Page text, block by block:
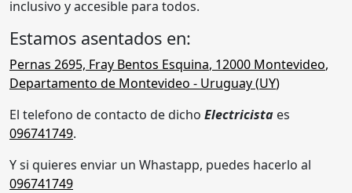
inclusivo y accesible para todos.
Estamos asentados en:
Pernas 2695, Fray Bentos Esquina, 12000 Montevideo,
Departamento de Montevideo - Uruguay (UY)
El telefono de contacto de dicho Electricista es
096741749.
Y si quieres enviar un Whastapp, puedes hacerlo al
096741749